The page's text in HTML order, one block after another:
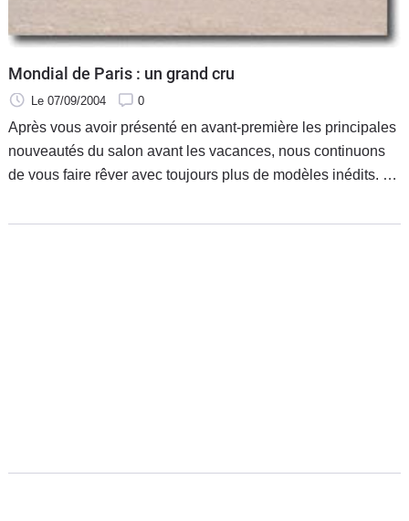
Mondial de Paris : un grand cru
Le 07/09/2004 0
Après vous avoir présenté en avant-première les principales
nouveautés du salon avant les vacances, nous continuons
de vous faire rêver avec toujours plus de modèles inédits. Vu
le